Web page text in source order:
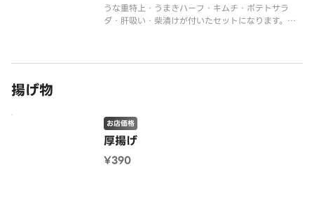
うな重特上・うまきハーフ・キムチ・ポテトサラ
ダ・肝吸い・柴漬けが付いたセットになります。※
揚げ物
厚揚げ
お店価格
¥390